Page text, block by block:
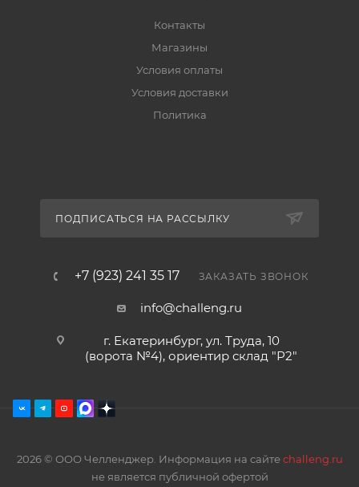
Контакты
Магазины
Условия оплаты
Условия доставки
Политика
ПОДПИСАТЬСЯ НА РАССЫЛКУ
+7 (923) 241 35 17 ЗАКАЗАТЬ ЗВОНОК
info@challeng.ru
г. Екатеринбург, ул. Труда, 10
(ворота №4), ориентир склад "Р2"
2026 © ООО Челленджер. Информация на сайтеchalleng.ru
не является публичной офертой